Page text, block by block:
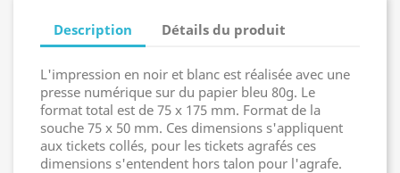
Description Détails du produit
L'impression en noir et blanc est réalisée avec une
presse numérique sur du papier bleu 80g. Le
format total est de 75 x 175 mm. Format de la
souche 75 x 50 mm. Ces dimensions s'appliquent
aux tickets collés, pour les tickets agrafés ces
dimensions s'entendent hors talon pour l'agrafe.